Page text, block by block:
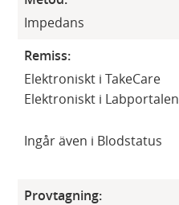
Impedans
Remiss:
Elektroniskt i TakeCare
Elektroniskt i Labportalen
Ingår även i Blodstatus
Provtagning: